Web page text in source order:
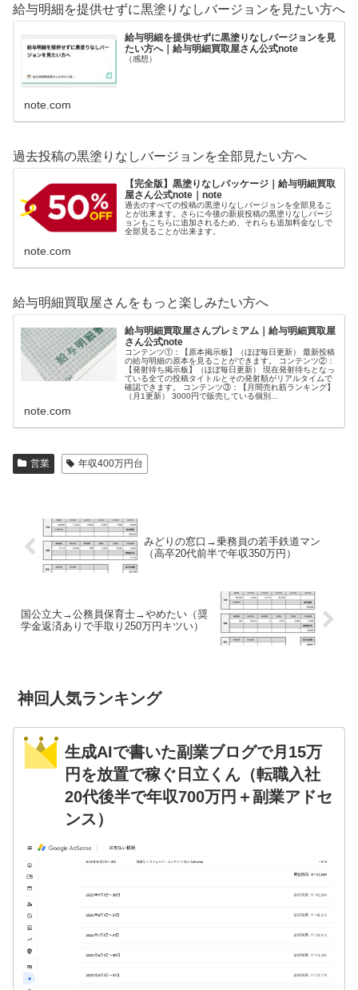
給与明細を提供せずに黒塗りなしバージョンを見たい方へ
給与明細を提供せずに黒塗りなしバージョンを見
たい方へ｜給与明細買取屋さん公式note
（感想）
note.com
過去投稿の黒塗りなしバージョンを全部見たい方へ
【完全版】黒塗りなしパッケージ｜給与明細買取
屋さん公式note｜note
過去のすべての投稿の黒塗りなしバージョンを全部見るこ
とが出来ます。さらに今後の新規投稿の黒塗りなしバージ
ョンもこちらに追加されるため、それらも追加料金なしで
全部見ることが出来ます。
note.com
給与明細買取屋さんをもっと楽しみたい方へ
給与明細買取屋さんプレミアム｜給与明細買取屋
さん公式note
コンテンツ①：【原本掲示板】（ほぼ毎日更新） 最新投稿
の給与明細の原本を見ることができます。 コンテンツ②：
【発射待ち掲示板】（ほぼ毎日更新） 現在発射待ちとなっ
ている全ての投稿タイトルとその発射順がリアルタイムで
確認できます。 コンテンツ③：【月間売れ筋ランキング】
（月1更新） 3000円で販売している個別...
note.com
営業 年収400万円台
みどりの窓口→乗務員の若手鉄道マン
（高卒20代前半で年収350万円）
国公立大→公務員保育士→やめたい（奨
学金返済ありで手取り250万円キツい）
神回人気ランキング
生成AIで書いた副業ブログで月15万
円を放置で稼ぐ日立くん（転職入社
20代後半で年収700万円＋副業アドセ
ンス）